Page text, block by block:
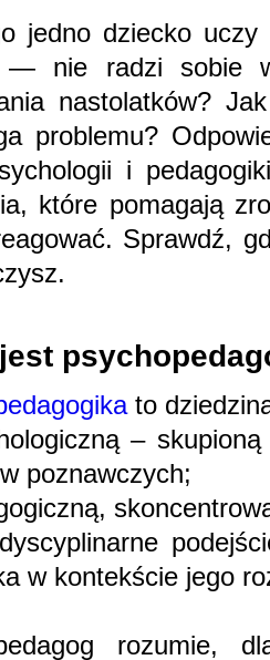
jedno dziecko
— nie radzi sobie
nastolatków?
problemu?
i
które pomagają
Sprawdź,
to
–
poznawczych;
w kontekście jego
rozumie,